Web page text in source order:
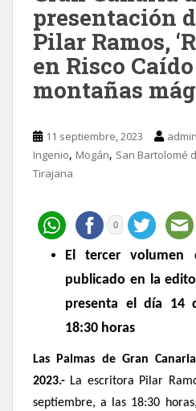
presentación
Pilar Ramos,
en Risco
montañas
11 septiembre, 2023 admin
Ingenio, Mogán, San Bartolomé
Tirajana
0
El tercer volumen
publicado en la
presenta el
día 14
18:30 horas
Las Palmas de Gran
2023.- La escritora Pilar
septiembre, a las 18:30